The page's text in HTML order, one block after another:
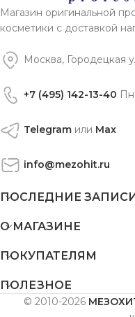
Магазин оригинальной
косметики с доставкой
Москва, Городецкая
+7 (495) 142-13-40
Telegram или Max
info@mezohit.ru
ПОСЛЕДНИЕ ЗАПИСИ
О МАГАЗИНЕ
ПОКУПАТЕЛЯМ
ПОЛЕЗНОЕ
© 2010-2026